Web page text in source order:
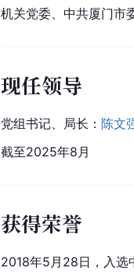
机关党委、中共厦门市
现任领导
党组书记、局长： 陈文
截至2025年8月
获得荣誉
2018年5月28日，入选